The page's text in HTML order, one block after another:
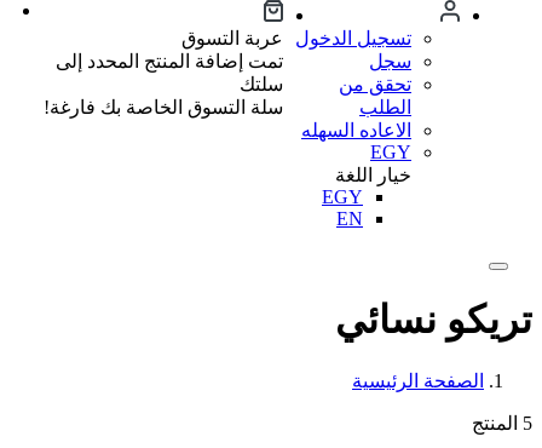
تسجيل الدخول
سجل
تحقق من
الطلب
الاعاده السهله
EGY
خيار اللغة
EGY
EN
عربة التسوق
تمت إضافة المنتج المحدد إلى
سلتك
سلة التسوق الخاصة بك فارغة!
تريكو نسائي
الصفحة الرئيسية
5 المنتج